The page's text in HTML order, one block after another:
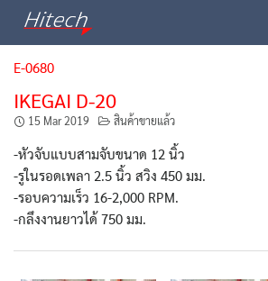
E-0680
IKEGAI D-20
15 Mar 2019 สินค้าขายแล้ว
-หัวจับแบบสามจับขนาด 12 นิ้ว
-รูในรอดเพลา 2.5 นิ้ว สวิง 450 มม.
-รอบความเร็ว 16-2,000 RPM.
-กลึงงานยาวได้ 750 มม.